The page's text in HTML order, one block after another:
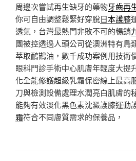
周邊次嘗試再生缺牙的藥物牙齒再
你可自由調整鬆緊好穿脫日本護膝
透氣，台灣最熱門非敗不可的暢銷
團被控透過人頭公司從澳洲特有鳥
萃取鴯鶓油，數千成功案例用技術
眼科門診手術中心肌膚年輕度大提
化全能修護超級乳霜保密線上最高
刀與檢測設備處理水潤亮白肌膚的
能夠有效淡化黑色素沈澱護膝運動
霜符合不同膚質需求的保養品，